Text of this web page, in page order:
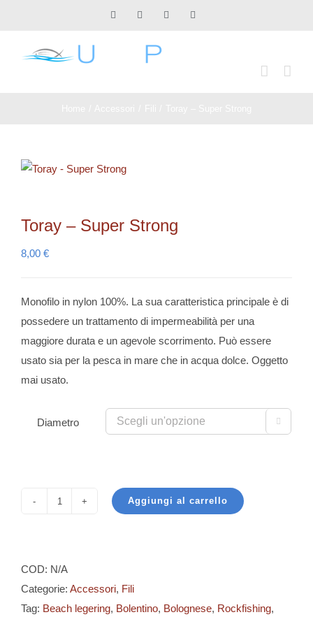
contenuto
Facebook Instagram
Toray – Super Strong
8,00 €
Monofilo in nylon 100%. La sua caratteristica principale è di
possedere un trattamento di impermeabilità per una
maggiore durata e un agevole scorrimento. Può essere
usato sia per la pesca in mare che in acqua dolce. Oggetto
mai usato.
Diametro 
Strong
quantità
Aggiungi al carrello
COD: N/A
Categorie: Accessori, Fili
Tag: Beach legering, Bolentino, Bolognese, Rockfishing,